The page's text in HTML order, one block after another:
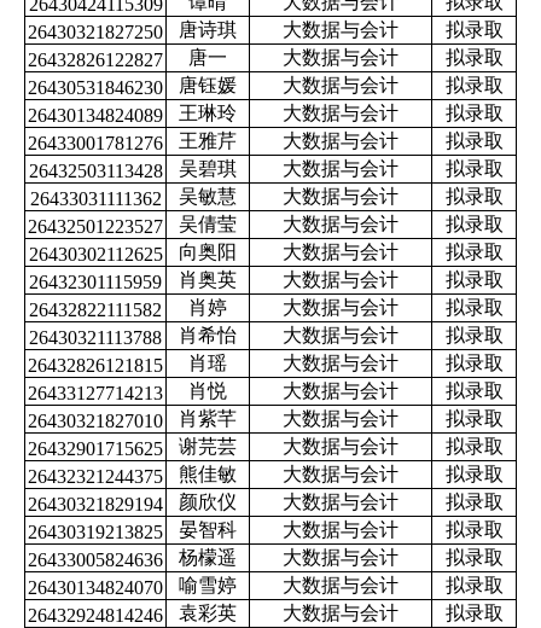
26430424115309
26430321827250
唐诗琪 大数据与会计
拟录取
26432826122827
唐一 大数据与会计
拟录取
26430531846230
唐钰媛 大数据与会计
拟录取
26430134824089
王琳玲 大数据与会计
拟录取
26433001781276
王雅芹 大数据与会计
拟录取
26432503113428
吴碧琪 大数据与会计
拟录取
26433031111362
吴敏慧 大数据与会计
拟录取
26432501223527
吴倩莹 大数据与会计
拟录取
26430302112625
向奥阳 大数据与会计
拟录取
26432301115959
肖奥英 大数据与会计
拟录取
26432822111582
肖婷 大数据与会计
拟录取
26430321113788
肖希怡 大数据与会计
拟录取
26432826121815
肖瑶 大数据与会计
拟录取
26433127714213
肖悦 大数据与会计
拟录取
26430321827010
肖紫芊 大数据与会计
拟录取
26432901715625
谢芫芸 大数据与会计
拟录取
26432321244375
熊佳敏 大数据与会计
拟录取
26430321829194
颜欣仪 大数据与会计
拟录取
26430319213825
晏智科 大数据与会计
拟录取
26433005824636
杨檬遥 大数据与会计
拟录取
26430134824070
喻雪婷 大数据与会计
拟录取
26432924814246
袁彩英 大数据与会计
拟录取